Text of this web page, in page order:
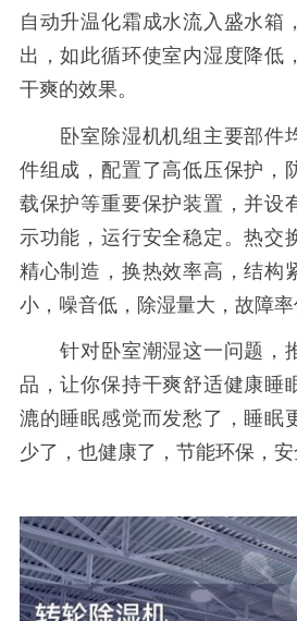
自动升温化霜成水流入盛水箱
出，如此循环使室内湿度降低
干爽的效果。
卧室除湿机机组主要部件
件组成，配置了高低压保护，
载保护等重要保护装置，并设
示功能，运行安全稳定。热交
精心制造，换热效率高，结构
小，噪音低，除湿量大，故障率
针对卧室潮湿这一问题，
品，让你保持干爽舒适健康睡
漉的睡眠感觉而发愁了，睡眠
少了，也健康了，节能环保，安